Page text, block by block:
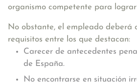
organismo competente para
No obstante, el empleado deberá
requisitos entre los que destacan:
Carecer de antecedentes
de España.
No encontrarse en situación